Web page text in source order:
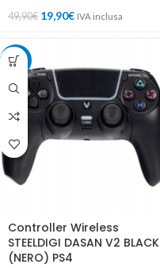
49,90€ 19,90€ IVA inclusa
-20%
Controller Wireless
STEELDIGI DASAN V2 BLACK
(NERO) PS4